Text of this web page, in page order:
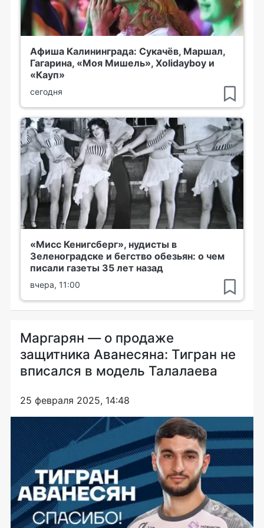
Афиша Калининграда: Сукачёв, Маршал,
Гагарина, «Моя Мишель», Xolidayboy и
«Кауп»
сегодня
«Мисс Кенигсберг», нудисты в
Зеленоградске и бегство обезьян: о чем
писали газеты 35 лет назад
вчера, 11:00
Маргарян — о продаже
защитника Аванесяна: Тигран не
вписался в модель Талалаева
25 февраля 2025, 14:48